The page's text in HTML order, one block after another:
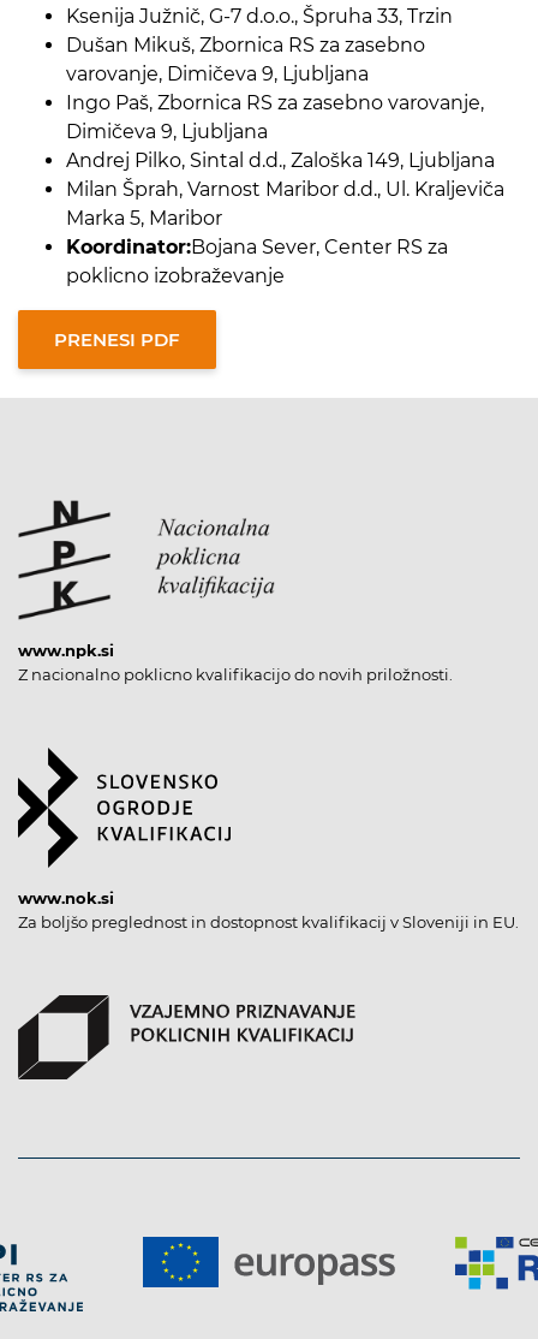
Ksenija Južnič, G-7 d.o.o., Špruha 33, Trzin
Dušan Mikuš, Zbornica RS za zasebno
varovanje, Dimičeva 9, Ljubljana
Ingo Paš, Zbornica RS za zasebno varovanje,
Dimičeva 9, Ljubljana
Andrej Pilko, Sintal d.d., Zaloška 149, Ljubljana
Milan Šprah, Varnost Maribor d.d., Ul. Kraljeviča
Marka 5, Maribor
Koordinator:Bojana Sever, Center RS za
poklicno izobraževanje
www.npk.si
Z nacionalno poklicno kvalifikacijo do novih priložnosti.
www.nok.si
Za boljšo preglednost in dostopnost kvalifikacij v Sloveniji in EU.